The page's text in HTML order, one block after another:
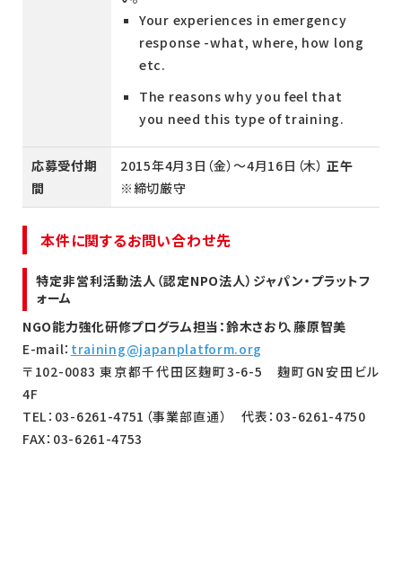
Your experiences in emergency
response -what, where, how long
etc.
The reasons why you feel that
you need this type of training.
応募受付期
間
2015年4月3日（金）～4月16日（木）正午
※締切厳守
本件に関するお問い合わせ先
特定非営利活動法人（認定NPO法人）ジャパン・プラットフ
ォーム
NGO能力強化研修プログラム担当：鈴木さおり、藤原智美
E-mail： training@japanplatform.org
〒102-0083 東京都千代田区麹町3-6-5 麹町GN安田ビル
4F
TEL：03-6261-4751（事業部直通） 代表：03-6261-4750
FAX：03-6261-4753